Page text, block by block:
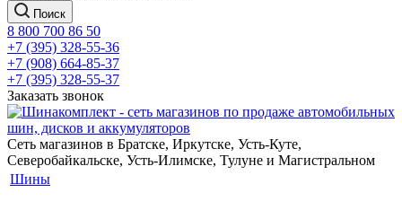
Поиск
8 800 700 86 50
+7 (395) 328-55-36
+7 (908) 664-85-37
+7 (395) 328-55-37
Заказать звонок
Сеть магазинов в Братске, Иркутске, Усть-Куте,
Северобайкальске, Усть-Илимске, Тулуне и Магистральном
Шины